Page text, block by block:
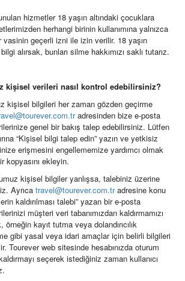
hizmetler 18 yaşın altındaki çocuklara
herhangi birinin kullanımına yalnızca
geçerli izni ile izin verilir. 18 yaşın
alırsak, bunları silme hakkımızı saklı tutarız.
kişisel verileri nasıl kontrol edebilirsiniz?
kişisel bilgileri her zaman gözden geçirme
adresinden bize e-posta
genel bir bakış talep edebilirsiniz. Lütfen
“Kişisel bilgi talep edin” yazın ve yetkisiz
erişmesini engellememize yardımcı olmak
kopyasını ekleyin.
kişisel bilgiler yanlışsa, talebiniz üzerine
Ayrıca travel@tourever.com.tradresine konu
kaldırılması talebi” yazan bir e-posta
müşteri veri tabanımızdan kaldırmamızı
kayıt tutma veya dolandırıcılık
gibi yasal veya idari amaçlar için belirli bilgileri
Tourever web sitesinde hesabınızda oturum
seçerek istediğiniz zaman kullanıcı